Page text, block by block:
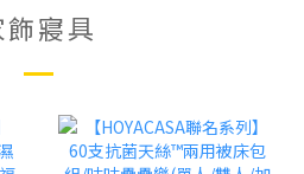
飾寢具